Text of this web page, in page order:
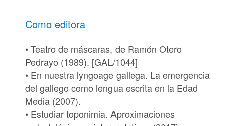
Como editora
• Teatro de máscaras, de Ramón Otero
Pedrayo (1989). [GAL/1044]
• En nuestra lyngoage gallega. La emergencia
del gallego como lengua escrita en la Edad
Media (2007).
• Estudiar toponimia. Aproximaciones